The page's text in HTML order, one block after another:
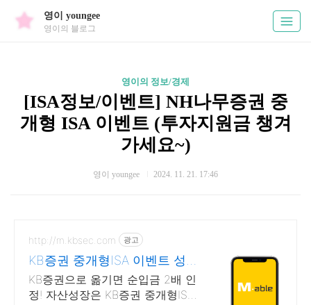
영이 youngee
영이의 블로그
영이의 정보/경제
[ISA정보/이벤트] NH나무증권 중
개형 ISA 이벤트 (투자지원금 챙겨
가세요~)
영이 youngee 2024. 11. 21. 17:46
http://m.kbsec.com 광고
KB증권 중개형ISA 이벤트 성장
도 KB증권 중개형ISA
KB증권으로 옮기면 순입금 2배 인
정! 자산성장은 KB증권 중개형ISA